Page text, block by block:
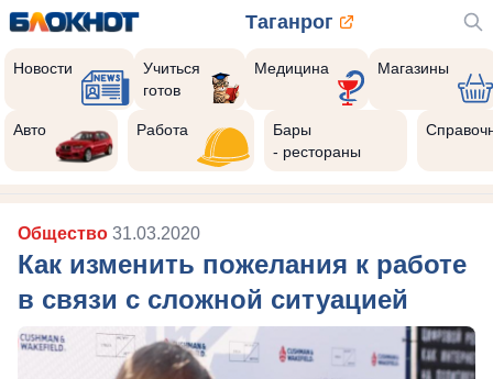
Таганрог
Новости
Учиться
готов
Медицина Магазины
Авто Работа
Бары
- рестораны
Общество 31.03.2020
Как изменить пожелания к работе
в связи с сложной ситуацией